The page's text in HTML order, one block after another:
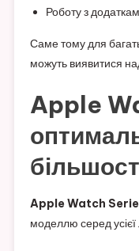
Роботу з
Саме тому для
можуть виявитися
Apple
Apple Watch
моделлю серед усієї